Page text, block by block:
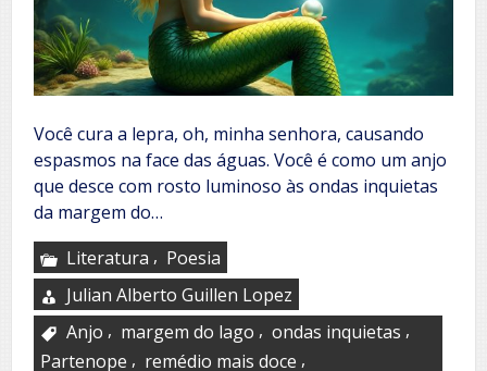
Você cura a lepra, oh, minha senhora, causando
espasmos na face das águas. Você é como um anjo
que desce com rosto luminoso às ondas inquietas
da margem do…
Literatura , Poesia
Julian Alberto Guillen Lopez
Anjo , margem do lago , ondas inquietas ,
Partenope , remédio mais doce ,